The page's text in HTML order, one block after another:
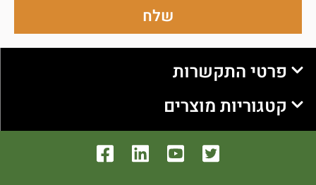
שלח
פרטי התקשרות
קטגוריות מוצרים